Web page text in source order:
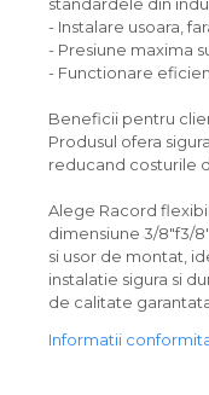
- Instalare usoara,
- Presiune maxima
- Functionare
Beneficii pentru
Produsul ofera
reducand costurile
Alege Racord
dimensiune 3/8"f3/
si usor de montat,
instalatie sigura si
de calitate
Informatii